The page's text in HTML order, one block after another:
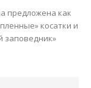
предложена как
косатки и
заповедник»